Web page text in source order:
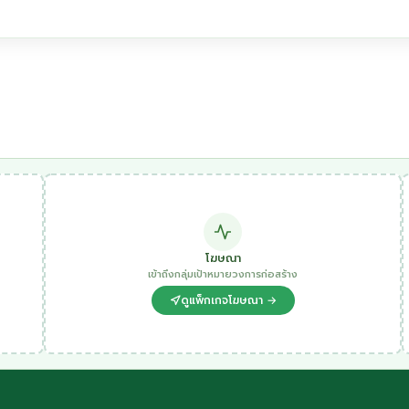
โฆษณา
เข้าถึงกลุ่มเป้าหมายวงการก่อสร้าง
ดูแพ็กเกจโฆษณา →